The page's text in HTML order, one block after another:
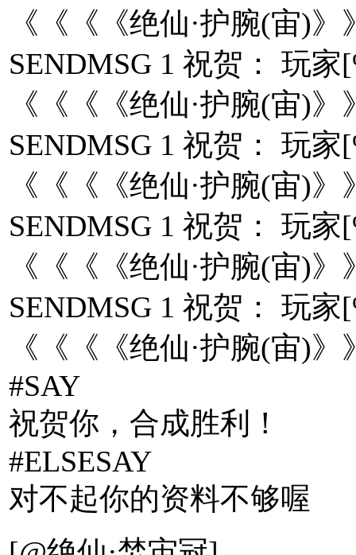
《《《《绝仙·护腕(宙)
SENDMSG 1 祝贺： 玩
《《《《绝仙·护腕(宙)
SENDMSG 1 祝贺： 玩
《《《《绝仙·护腕(宙)
SENDMSG 1 祝贺： 玩
《《《《绝仙·护腕(宙)
SENDMSG 1 祝贺： 玩
《《《《绝仙·护腕(宙)
#SAY
祝贺你，合成胜利！
#ELSESAY
对不起你的资料不够喔